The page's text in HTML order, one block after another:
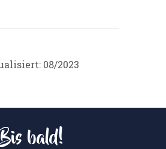
08/2023
Bis bald!